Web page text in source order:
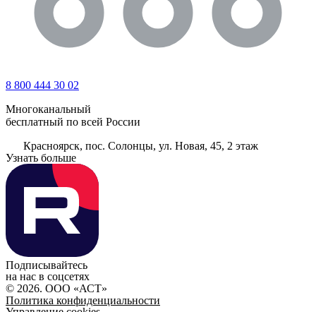
8 800 444 30 02
Многоканальный
бесплатный по всей России
Красноярск, пос. Солонцы, ул. Новая, 45, 2 этаж
Узнать больше
Подписывайтесь
на нас в соцсетях
© 2026. ООО «АСТ»
Политика конфиденциальности